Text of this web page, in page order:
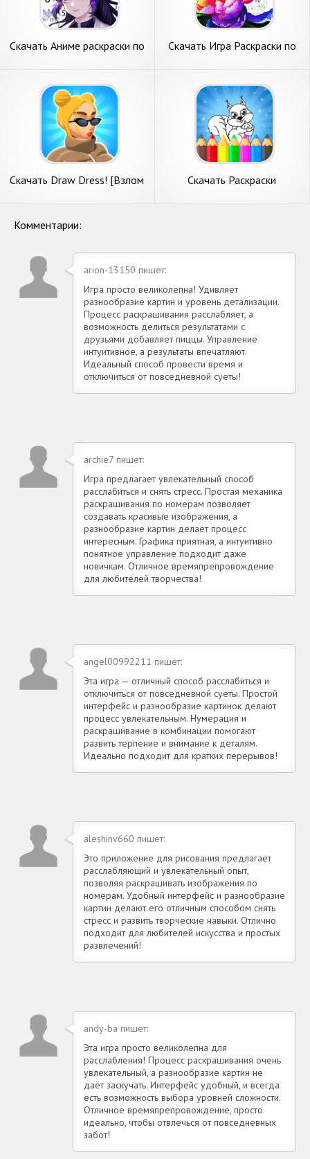
Скачать Аниме раскраски по
на Андроид
Скачать Игра Раскраски по
Скачать Draw Dress! [Взлом
Скачать Раскраски
Комментарии:
arion-13150 пишет:
Игра просто великолепна! Удивляет
разнообразие картин и уровень детализации.
Процесс раскрашивания расслабляет, а
возможность делиться результатами с
друзьями добавляет пиццы. Управление
интуитивное, а результаты впечатляют.
Идеальный способ провести время и
отключиться от повседневной суеты!
archie7 пишет:
Игра предлагает увлекательный способ
расслабиться и снять стресс. Простая механика
раскрашивания по номерам позволяет
создавать красивые изображения, а
разнообразие картин делает процесс
интересным. Графика приятная, а интуитивно
понятное управление подходит даже
новичкам. Отличное времяпрепровождение
для любителей творчества!
angel00992211 пишет:
Эта игра — отличный способ расслабиться и
отключиться от повседневной суеты. Простой
интерфейс и разнообразие картинок делают
процесс увлекательным. Нумерация и
раскрашивание в комбинации помогают
развить терпение и внимание к деталям.
Идеально подходит для кратких перерывов!
aleshinv660 пишет:
Это приложение для рисования предлагает
расслабляющий и увлекательный опыт,
позволяя раскрашивать изображения по
номерам. Удобный интерфейс и разнообразие
картин делают его отличным способом снять
стресс и развить творческие навыки. Отлично
подходит для любителей искусства и простых
развлечений!
andy-ba пишет:
Эта игра просто великолепна для
расслабления! Процесс раскрашивания очень
увлекательный, а разнообразие картин не
даёт заскучать. Интерфейс удобный, и всегда
есть возможность выбора уровней сложности.
Отличное времяпрепровождение, просто
идеально, чтобы отвлечься от повседневных
забот!